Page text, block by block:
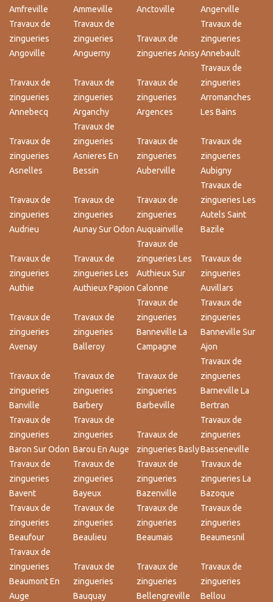
Amfreville
Ammeville
Anctoville
Angerville
Travaux de
zingueries
Angoville
Travaux de
zingueries
Anguerny
Travaux de
zingueries Anisy
Travaux de
zingueries
Annebault
Travaux de
zingueries
Annebecq
Travaux de
zingueries
Arganchy
Travaux de
zingueries
Argences
Travaux de
zingueries
Arromanches
Les Bains
Travaux de
zingueries
Asnelles
Travaux de
zingueries
Asnieres En
Bessin
Travaux de
zingueries
Auberville
Travaux de
zingueries
Aubigny
Travaux de
zingueries
Audrieu
Travaux de
zingueries
Aunay Sur Odon
Travaux de
zingueries
Auquainville
Travaux de
zingueries Les
Autels Saint
Bazile
Travaux de
zingueries
Authie
Travaux de
zingueries Les
Authieux Papion
Travaux de
zingueries Les
Authieux Sur
Calonne
Travaux de
zingueries
Auvillars
Travaux de
zingueries
Avenay
Travaux de
zingueries
Balleroy
Travaux de
zingueries
Banneville La
Campagne
Travaux de
zingueries
Banneville Sur
Ajon
Travaux de
zingueries
Banville
Travaux de
zingueries
Barbery
Travaux de
zingueries
Barbeville
Travaux de
zingueries
Barneville La
Bertran
Travaux de
zingueries
Baron Sur Odon
Travaux de
zingueries
Barou En Auge
Travaux de
zingueries Basly
Travaux de
zingueries
Basseneville
Travaux de
zingueries
Bavent
Travaux de
zingueries
Bayeux
Travaux de
zingueries
Bazenville
Travaux de
zingueries La
Bazoque
Travaux de
zingueries
Beaufour
Travaux de
zingueries
Beaulieu
Travaux de
zingueries
Beaumais
Travaux de
zingueries
Beaumesnil
Travaux de
zingueries
Beaumont En
Auge
Travaux de
zingueries
Bauquay
Travaux de
zingueries
Bellengreville
Travaux de
zingueries
Bellou